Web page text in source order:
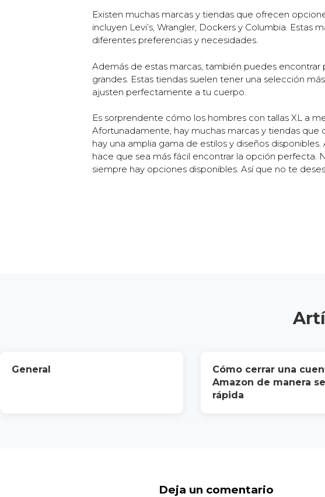
Existen muchas marcas y tiendas que ofrecen
incluyen Levi’s, Wrangler, Dockers y Columbia.
diferentes preferencias y necesidades.
Además de estas marcas, también puedes
grandes. Estas tiendas suelen tener una selección
ajusten perfectamente a tu cuerpo.
Es sorprendente cómo los hombres con tallas XL a
Afortunadamente, hay muchas marcas y tiendas
hay una amplia gama de estilos y diseños
hace que sea más fácil encontrar la opción perfecta.
siempre hay opciones disponibles. Así que no te
General
Cómo cerrar una
Amazon de manera
rápida
Deja un comentario